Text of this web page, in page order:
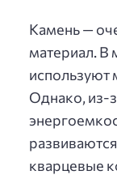
Камень —
материал.
используют
Однако, из-
кварцевые